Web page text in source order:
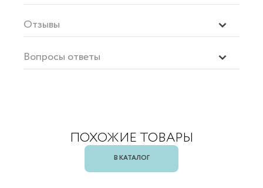
Отзывы
Вопросы ответы
ПОХОЖИЕ ТОВАРЫ
В КАТАЛОГ